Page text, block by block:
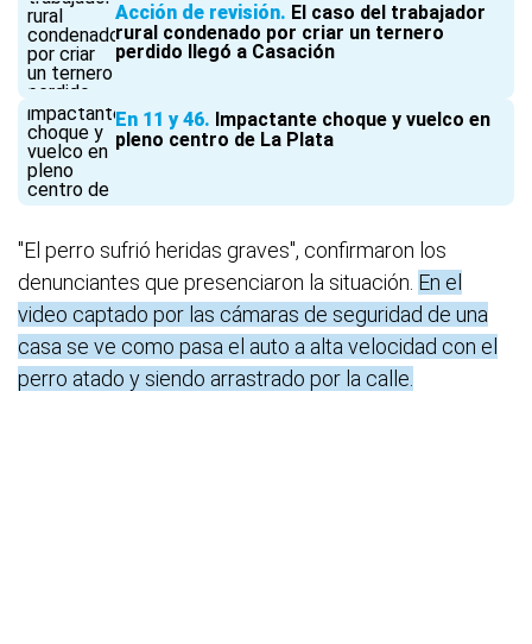
Acción de revisión El caso del trabajador
rural condenado por criar un ternero
perdido llegó a Casación
En 11 y 46 Impactante choque y vuelco en
pleno centro de La Plata
"El perro sufrió heridas graves", confirmaron los
denunciantes que presenciaron la situación. En el
video captado por las cámaras de seguridad de una
casa se ve como pasa el auto a alta velocidad con el
perro atado y siendo arrastrado por la calle.